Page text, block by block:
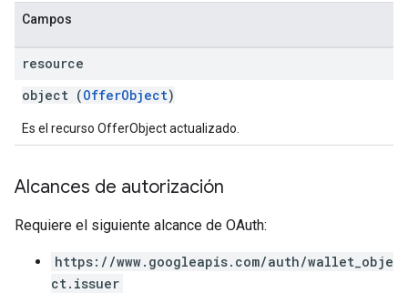
Campos
resource
object (OfferObject)
Es el recurso OfferObject actualizado.
Alcances de autorización
Requiere el siguiente alcance de OAuth:
https://www.googleapis.com/auth/wallet_obje
ct.issuer